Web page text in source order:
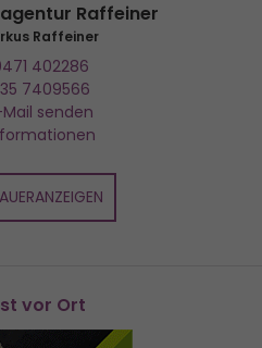
Raffeiner
Raffeiner
402286
7409566
Mail senden
vor Ort